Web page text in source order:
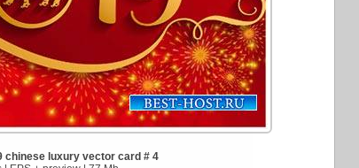
chinese luxury vector card # 4